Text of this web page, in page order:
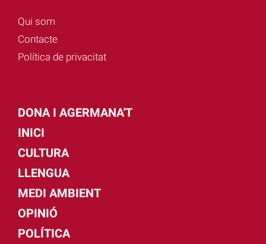
Qui som
Contacte
Política de privacitat
DONA I AGERMANA'T
INICI
CULTURA
LLENGUA
MEDI AMBIENT
OPINIÓ
POLÍTICA